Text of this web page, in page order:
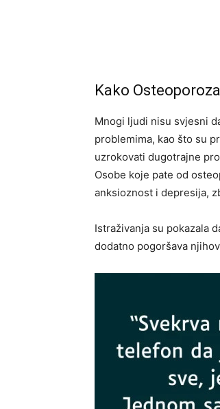
Kako
Mnogi ljudi nisu svjesni
problemima, kao što su
uzrokovati dugotrajne
Osobe koje pate od
anksioznost i depresija,
Istraživanja su pokazala
dodatno pogoršava